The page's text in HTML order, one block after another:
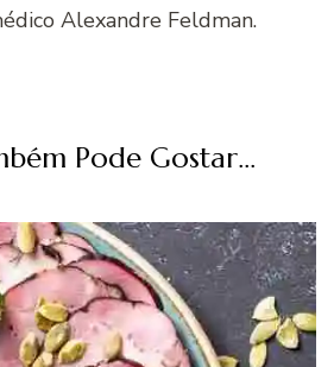
Alexandre Feldman.
Pode Gostar...